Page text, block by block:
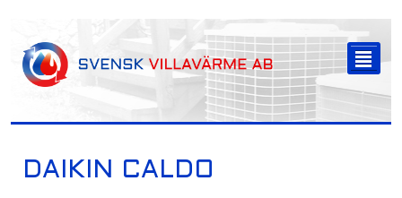
²
DAIKIN CALDO